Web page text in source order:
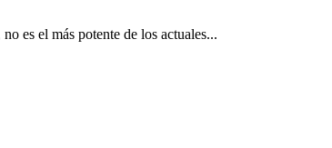
es el más potente de los actuales...